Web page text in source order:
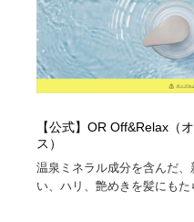
【公式】OR Off&Relax（
ス）
温泉ミネラル成分を含んだ
い、ハリ、艶めきを髪にも